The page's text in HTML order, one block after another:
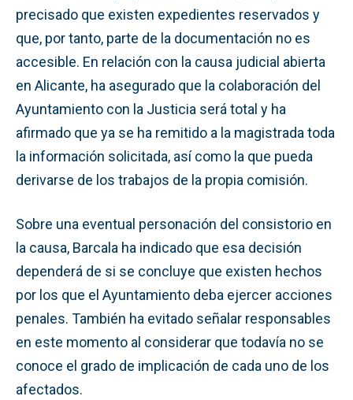
precisado que existen expedientes reservados y
que, por tanto, parte de la documentación no es
accesible. En relación con la causa judicial abierta
en Alicante, ha asegurado que la colaboración del
Ayuntamiento con la Justicia será total y ha
afirmado que ya se ha remitido a la magistrada toda
la información solicitada, así como la que pueda
derivarse de los trabajos de la propia comisión.
Sobre una eventual personación del consistorio en
la causa, Barcala ha indicado que esa decisión
dependerá de si se concluye que existen hechos
por los que el Ayuntamiento deba ejercer acciones
penales. También ha evitado señalar responsables
en este momento al considerar que todavía no se
conoce el grado de implicación de cada uno de los
afectados.